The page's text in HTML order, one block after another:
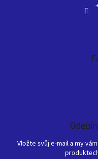
Vložte svůj e-mail a my